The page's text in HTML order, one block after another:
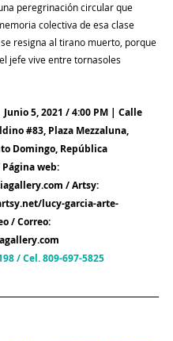
peregrinación circular que
colectiva de esa clase
resigna al tirano muerto, porque
jefe vive entre tornasoles
5, 2021 / 4:00 PM | Calle
#83, Plaza Mezzaluna,
Domingo, República
web:
/ Artsy:
lucy-garcia-arte-
/ Correo:
/ Cel. 809-697-5825